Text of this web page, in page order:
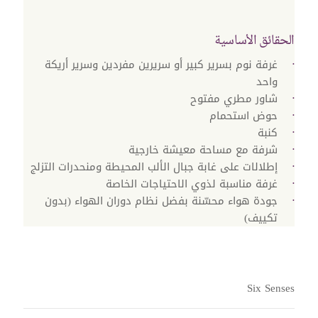
الحقائق الأساسية
غرفة نوم بسرير كبير أو سريرين مفردين وسرير أريكة
واحد
شاور مطري مفتوح
حوض استحمام
كنبة
شرفة مع مساحة معيشة خارجية
إطلالات على غابة جبال الألب المحيطة ومنحدرات التزلج
غرفة مناسبة لذوي الاحتياجات الخاصة
جودة هواء محسّنة بفضل نظام دوران الهواء (بدون
تكييف)
Six Senses